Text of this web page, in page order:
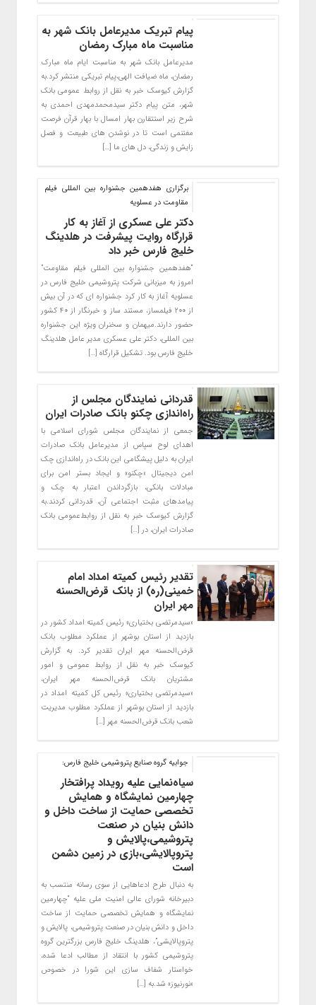
پیام تبریک مدیرعامل بانک شهر به
مناسبت ماه مبارک رمضان
مدیرعامل بانک شهر به مناسبت ایام ماه مبارک
رمضان، ماه ضیافت الهی،پیام تبریکی منتشر کرد.به
گزارش کیوسک خبر به نقل از روابط عمومی بانک
شهر، متن پیام دکتر سیدمحمدمهدی احمدی به
شرح زیر استتقارن بهار امسال با بهار قرآن فرصت
مغتنمی است تا در نوشدن های طبیعت و فصل
زایش و زندگی، دل های ما […]
برگزاری هفدهمین جشنواره بین المللی فیلم
مقاومت در عسلویه
دکتر علی عسکری از آغاز به کار
قرارگاه روایت پیشرفت در هلدینگ
خلیج فارس خبر داد
“هفدهمین جشنواره بین المللی فیلم مقاومت”
امروز به میزبانی شرکت پتروشیمی خلیج فارس در
عسلویه آغاز به کار کرد جشنواره ای که در آن بیش
از ٢٠٠ فیلمساز، مستند ساز و خبرنگار از ۴٠ کشور
حضور دارند.میهمان و سخنران ویژه این جشنواره
بین المللی، دکتر علی عسکری مدیر عامل هلدینگ
خلیج فارس بود. تشکیل قرارگاه […]
قدردانی نمایندگان مجلس از
راه‌اندازی چکنو بانک صادرات ایران
​جمعی از نمایندگان مجلس شورای اسلامی با
اهدای لوح سپاس از مدیرعامل بانک صادرات
ایران به دلیل پیشگامی این بانک در راه‌اندازی چک
امن دیجیتال «چکنو» و ایجاد بستر امن برای
مبادلات بانکی، بازگرداندن اعتبار به چک و
پیامدهای مثبت اجتماعی آن، قدردانی کردند.به
گزارش کیوسک خبر به نقل از روابط‌عمومی بانک
صادرات ایران، در […]
تقدیر رئیس کمیته امداد امام
خمینی(ره) از بانک قرض‌الحسنه
مهر ایران
«سیدمرتضی بختیاری» رئیس کمیته امداد کشور در
بازدید از استان بوشهر از عملکرد مطلوب بانک
قرض‌الحسنه مهر ایران تقدیر کرد. به گزارش
کیوسک خبر به نقل از روابط عمومی و امور
مشتریان بانک قرض‌الحسنه مهر ایران،
«سیدمرتضی بختیاری» رئیس کل کمیته امداد در
بازدید از استان بوشهر از عملکرد مطلوب مدیریت
شعب بانک قرض‌الحسنه مهر […]
جوابیه گروه صنایع پتروشیمی خلیج فارس:
سیاه‌نمایی علیه رویداد پرافتخار
چهارمین نمایشگاه و همایش
تخصصی حمایت از ساخت داخل و
دانش بنیان در صنعت
پتروشیمی،پالایش و
پتروپالایشی،بازی در زمین دشمن
است
به دنبال طرح ادعاهایی از سوی رسانه منتسب به
دبیرخانه شورای عالی امنیت ملی علیه “چهارمین
نمایشگاه و همایش تخصصی حمایت از ساخت
داخل و دانش بنیان در صنعت پتروشیمی، پالایش و
پتروپالایشی”، هلدینگ خلیج فارس بزرگترین گروه
پتروشیمی کشور با انتقاد از مطالب ادعا شده،
خواستار شفاف سازی این شورا در خصوص
«نورنیوز» شد.به […]